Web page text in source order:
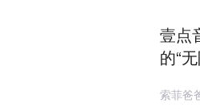
壹点
的“
索菲爸